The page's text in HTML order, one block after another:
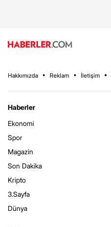
Hakkımızda Reklam İletişim
Haberler
Ekonomi
Spor
Magazin
Son Dakika
Kripto
3.Sayfa
Dünya